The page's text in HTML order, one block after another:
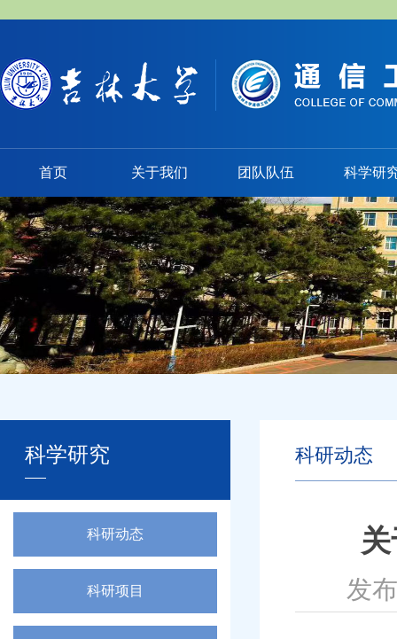
首页 关于我们 团队队伍 科学研
科学研究
科研动态
科研项目
科研动态
发